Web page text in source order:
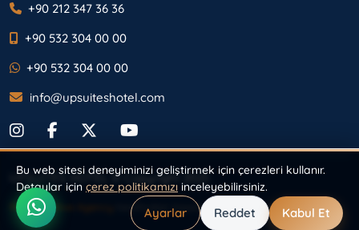
+90 212 347 36 36
+90 532 304 00 00
+90 532 304 00 00
info@upsuiteshotel.com
UPSUITES HOTEL © Copyright 2025
RGB Creative Agency tarafından tasarlandı ve geliştirildi.
Bu web sitesi deneyiminizi geliştirmek için çerezleri kullanır.
Detaylar için çerez politikamızı inceleyebilirsiniz.
Ayarlar Reddet Kabul Et